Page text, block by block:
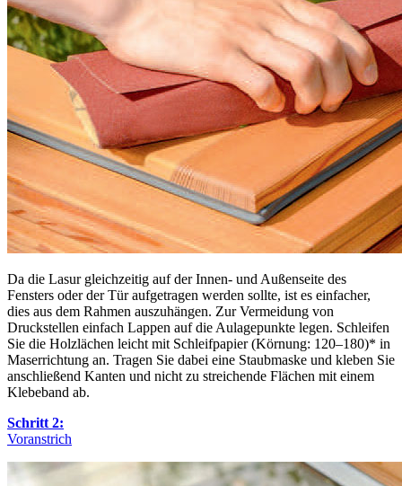
Da die Lasur gleichzeitig auf der Innen- und Außenseite des
Fensters oder der Tür aufgetragen werden sollte, ist es einfacher,
dies aus dem Rahmen auszuhängen. Zur Vermeidung von
Druckstellen einfach Lappen auf die Aulagepunkte legen. Schleifen
Sie die Holzlächen leicht mit Schleifpapier (Körnung: 120–180)* in
Maserrichtung an. Tragen Sie dabei eine Staubmaske und kleben Sie
anschließend Kanten und nicht zu streichende Flächen mit einem
Klebeband ab.
Schritt 2:
Voranstrich